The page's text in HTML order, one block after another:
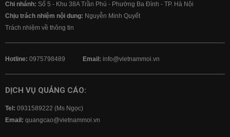
Chi nhánh: Số 5 - Khu 38A Trần Phú - Phường Ba Đình - TP. Hà Nội
Chịu trách nhiệm nội dung: Nguyễn Minh Quyết
Trách nhiệm về thông tin
Hotline: 0975798489 Email: info@vietnammoi.vn
DỊCH VỤ QUẢNG CÁO:
Tel: 0931589222 (Ms Ngọc)
Email: quangcao@vietnammoi.vn